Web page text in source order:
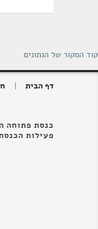
קוד המקור של הנתונים
דף הבית
כנסת פתוחה
פעילות